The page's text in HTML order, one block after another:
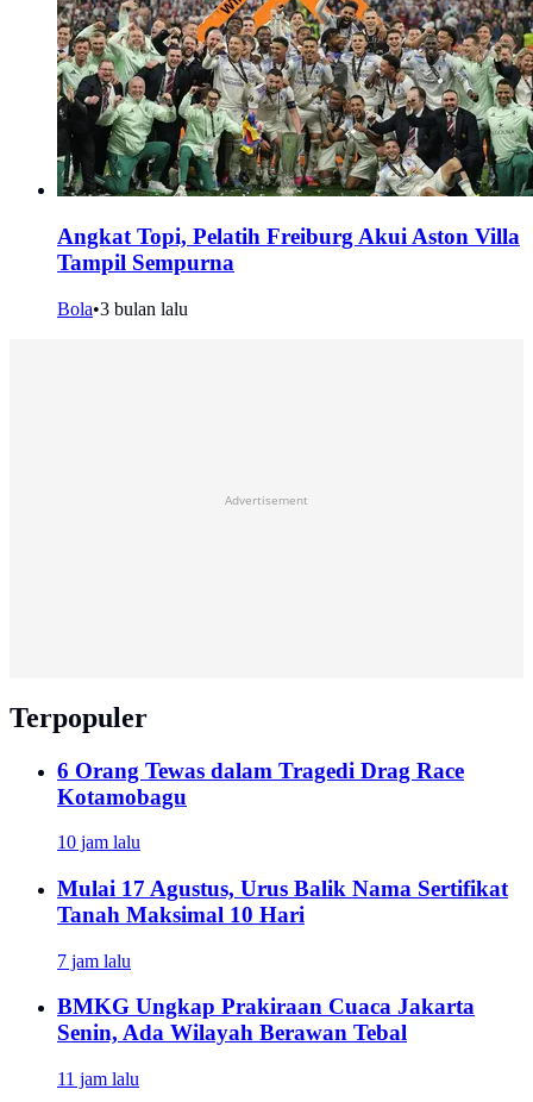
Angkat Topi, Pelatih Freiburg Akui Aston Villa
Tampil Sempurna
Bola•3 bulan lalu
Advertisement
Terpopuler
6 Orang Tewas dalam Tragedi Drag Race
Kotamobagu
10 jam lalu
Mulai 17 Agustus, Urus Balik Nama Sertifikat
Tanah Maksimal 10 Hari
7 jam lalu
BMKG Ungkap Prakiraan Cuaca Jakarta
Senin, Ada Wilayah Berawan Tebal
11 jam lalu